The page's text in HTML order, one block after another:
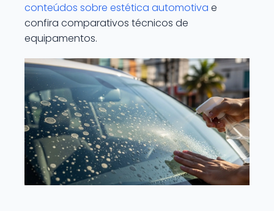
conteúdos sobre estética automotiva e
confira comparativos técnicos de
equipamentos.